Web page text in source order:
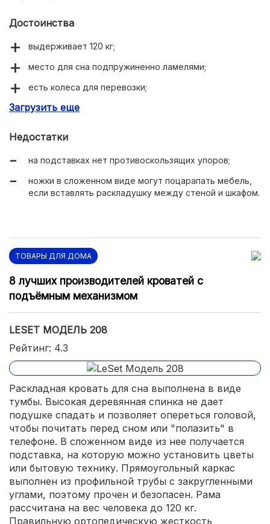
Достоинства
выдерживает 120 кг;
место для сна подпружиненно ламелями;
есть колеса для перевозки;
ортопедический матрас.
Загрузить еще
Недостатки
на подставках нет противоскользящих упоров;
ножки в сложенном виде могут поцарапать мебель,
если вставлять раскладушку между стеной и шкафом.
ТОВАРЫ ДЛЯ ДОМА
8 лучших производителей кроватей с
подъёмным механизмом
LESET МОДЕЛЬ 208
Рейтинг: 4.3
Раскладная кровать для сна выполнена в виде
тумбы. Высокая деревянная спинка не дает
подушке спадать и позволяет опереться головой,
чтобы почитать перед сном или "полазить" в
телефоне. В сложенном виде из нее получается
подставка, на которую можно установить цветы
или бытовую технику. Прямоугольный каркас
выполнен из профильной трубы с закругленными
углами, поэтому прочен и безопасен. Рама
рассчитана на вес человека до 120 кг.
Правильную ортопедическую жесткость